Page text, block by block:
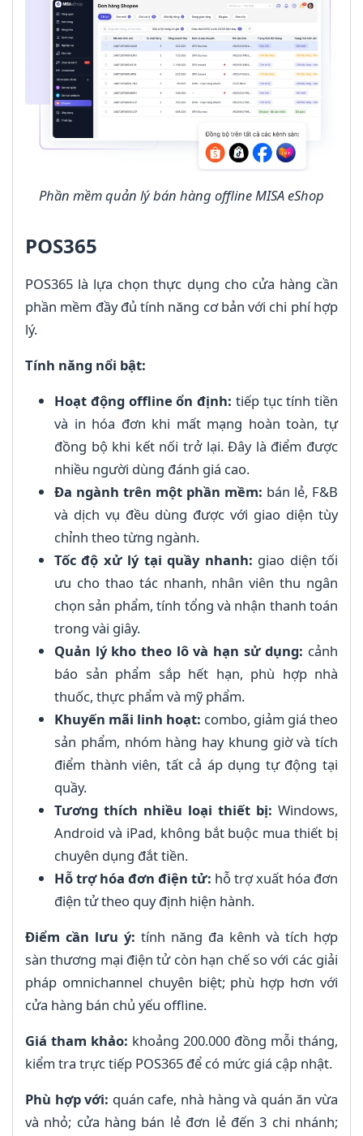
Phần mềm quản lý bán hàng offline MISA eShop
POS365
POS365 là lựa chọn thực dụng cho cửa hàng cần
phần mềm đầy đủ tính năng cơ bản với chi phí hợp
lý.
Tính năng nổi bật:
Hoạt động offline ổn định: tiếp tục tính tiền
và in hóa đơn khi mất mạng hoàn toàn, tự
đồng bộ khi kết nối trở lại. Đây là điểm được
nhiều người dùng đánh giá cao.
Đa ngành trên một phần mềm: bán lẻ, F&B
và dịch vụ đều dùng được với giao diện tùy
chỉnh theo từng ngành.
Tốc độ xử lý tại quầy nhanh: giao diện tối
ưu cho thao tác nhanh, nhân viên thu ngân
chọn sản phẩm, tính tổng và nhận thanh toán
trong vài giây.
Quản lý kho theo lô và hạn sử dụng: cảnh
báo sản phẩm sắp hết hạn, phù hợp nhà
thuốc, thực phẩm và mỹ phẩm.
Khuyến mãi linh hoạt: combo, giảm giá theo
sản phẩm, nhóm hàng hay khung giờ và tích
điểm thành viên, tất cả áp dụng tự động tại
quầy.
Tương thích nhiều loại thiết bị: Windows,
Android và iPad, không bắt buộc mua thiết bị
chuyên dụng đắt tiền.
Hỗ trợ hóa đơn điện tử: hỗ trợ xuất hóa đơn
điện tử theo quy định hiện hành.
Điểm cần lưu ý: tính năng đa kênh và tích hợp
sàn thương mại điện tử còn hạn chế so với các giải
pháp omnichannel chuyên biệt; phù hợp hơn với
cửa hàng bán chủ yếu offline.
Giá tham khảo: khoảng 200.000 đồng mỗi tháng,
kiểm tra trực tiếp POS365 để có mức giá cập nhật.
Phù hợp với: quán cafe, nhà hàng và quán ăn vừa
và nhỏ; cửa hàng bán lẻ đơn lẻ đến 3 chi nhánh;